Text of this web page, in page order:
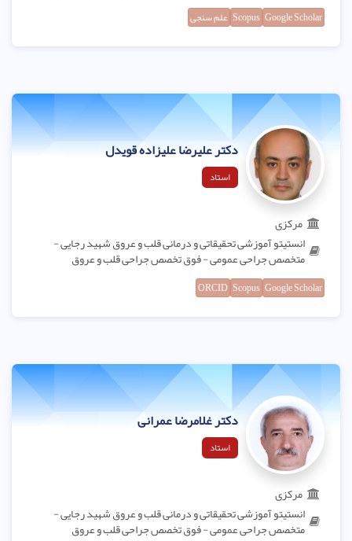
Google Scholar
Scopus علم سنجی
دکتر علیرضا علیزاده قویدل
استاد
مرکزی
انستیتو آموزشی تحقیقاتی و درمانی قلب و عروق شهید رجایی -
متخصص جراحی عمومی - فوق تخصص جراحی قلب و عروق
Google Scholar
Scopus
ORCID
دکتر غلامرضا عمرانی
استاد
مرکزی
انستیتو آموزشی تحقیقاتی و درمانی قلب و عروق شهید رجایی -
متخصص جراحی عمومی - فوق تخصص جراحی قلب و عروق